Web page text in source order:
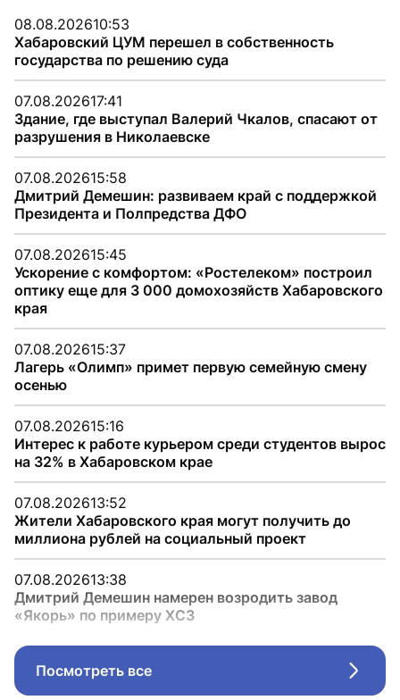
08.08.202610:53
Хабаровский ЦУМ перешел в собственность
государства по решению суда
07.08.202617:41
Здание, где выступал Валерий Чкалов, спасают от
разрушения в Николаевске
07.08.202615:58
Дмитрий Демешин: развиваем край с поддержкой
Президента и Полпредства ДФО
07.08.202615:45
Ускорение с комфортом: «Ростелеком» построил
оптику еще для 3 000 домохозяйств Хабаровского
края
07.08.202615:37
Лагерь «Олимп» примет первую семейную смену
осенью
07.08.202615:16
Интерес к работе курьером среди студентов вырос
на 32% в Хабаровском крае
07.08.202613:52
Жители Хабаровского края могут получить до
миллиона рублей на социальный проект
07.08.202613:38
Дмитрий Демешин намерен возродить завод
«Якорь» по примеру ХСЗ
Посмотреть все